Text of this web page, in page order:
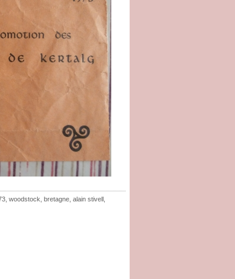
woodstock bretagne alain stivell